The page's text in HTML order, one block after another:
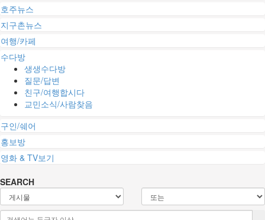
호주뉴스
지구촌뉴스
여행/카페
수다방
생생수다방
질문/답변
친구/여행합시다
교민소식/사람찾음
구인/쉐어
홍보방
영화 & TV보기
SEARCH